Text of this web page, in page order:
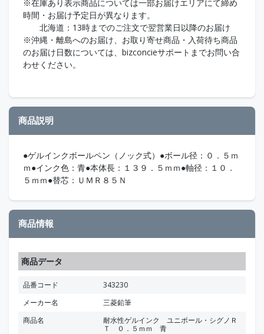
※在庫あり表示商品については一部お届けエリアにて締め
時間・お届け予定日が異なります。
北海道：13時までのご注文で翌営業日以降のお届け
※沖縄・離島へのお届け、お取り寄せ商品・入荷待ち商品
のお届け日数については、bizconcieサポートまでお問い合
わせください。
商品説明
●ゲルインクボールペン（ノック式）●ボール径：０．５ｍ
ｍ●インク色：青●本体長：１３９．５ｍｍ●軸径：１０．
５ｍｍ●替芯：ＵＭＲ８５Ｎ
商品情報
商品データ
品番コード
343230
メーカー名
三菱鉛筆
商品名
耐水性ゲルインク ユニボール・シグノＲ
Ｔ ０．５ｍｍ 青